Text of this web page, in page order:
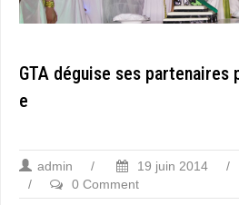
GTA déguise ses partenaires
e
admin / 19 juin 2014 /
/
0 Comment